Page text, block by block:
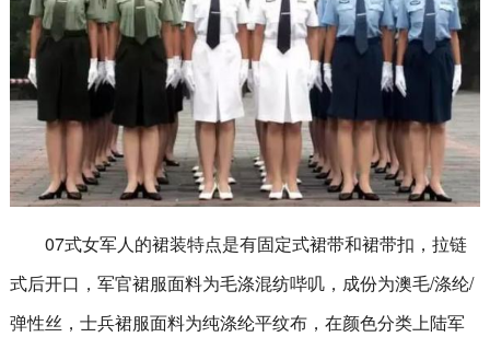
07式女军人的裙装特点是有固定式裙带和裙带扣，拉链
式后开口，军官裙服面料为毛涤混纺哔叽，成份为澳毛/涤纶/
弹性丝，士兵裙服面料为纯涤纶平纹布，在颜色分类上陆军